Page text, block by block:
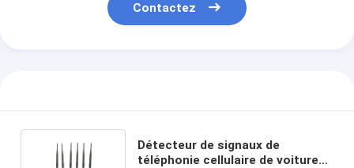
Contactez
Détecteur de signaux de
téléphonie cellulaire de voiture